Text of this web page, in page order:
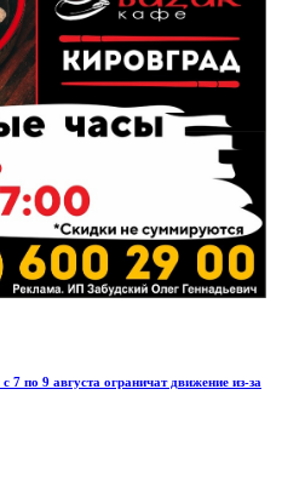
7 по 9 августа ограничат движение из-за